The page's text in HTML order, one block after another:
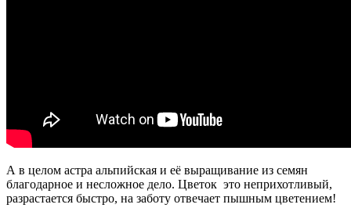
А в целом астра альпийская и её выращивание из семян
благодарное и несложное дело. Цветок это неприхотливый,
разрастается быстро, на заботу отвечает пышным цветением!